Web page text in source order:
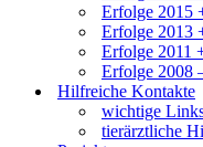
Erfolge 2015
Erfolge 2013
Erfolge 2011
Erfolge 2008
Hilfreiche Kontakte
wichtige
tierärztliche